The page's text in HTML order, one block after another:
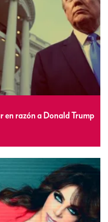
en razón a Donald Trump